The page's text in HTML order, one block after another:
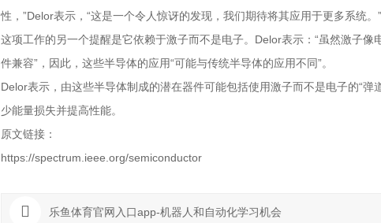
性，”Delor表示，“这是一个令人惊讶的发现，我们期待将其应用于更多系统。”
这项工作的另一个提醒是它依赖于激子而不是电子。Delor表示：“虽然激子
件兼容”，因此，这些半导体的应用“可能与传统半导体的应用不同”。
Delor表示，由这些半导体制成的潜在器件可能包括使用激子而不是电子的“
少能量损失并提高性能。
原文链接：
https://spectrum.ieee.org/semiconductor
乐鱼体育官网入口app-机器人和自动化学习机会